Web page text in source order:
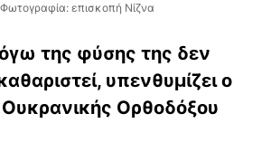
επισκοπή Νίζνα
της φύσης της δεν
υπενθυμίζει ο
Ουκρανικής Ορθοδόξου